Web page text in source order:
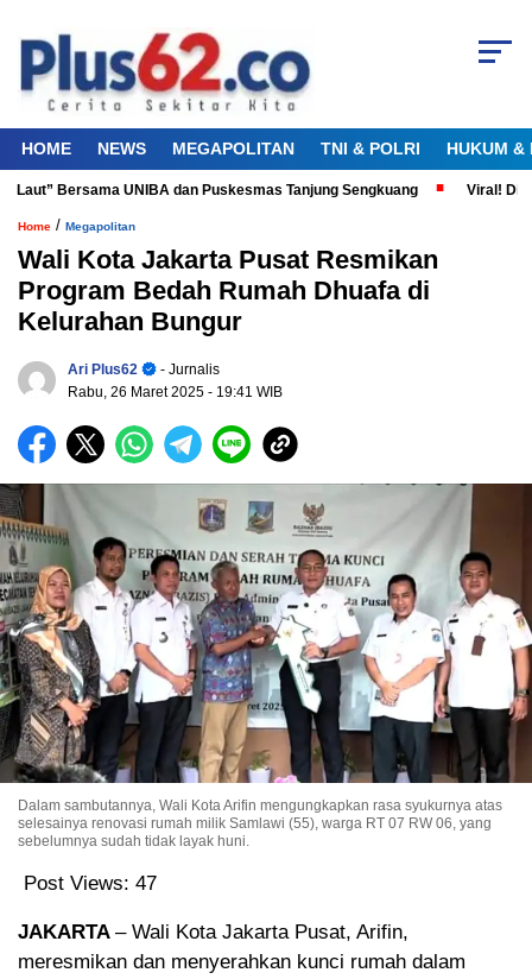
HOME NEWS MEGAPOLITAN TNI & POLRI HUKUM &
Bersama UNIBA dan Puskesmas Tanjung Sengkuang Viral!
Home / Megapolitan
Wali Kota Jakarta Pusat Resmikan
Program Bedah Rumah Dhuafa di
Kelurahan Bungur
Ari Plus62
- Jurnalis
Rabu, 26 Maret 2025 - 19:41 WIB
Dalam sambutannya, Wali Kota Arifin mengungkapkan rasa syukurnya atas
selesainya renovasi rumah milik Samlawi (55), warga RT 07 RW 06, yang
sebelumnya sudah tidak layak huni.
Post Views: 47
JAKARTA – Wali Kota Jakarta Pusat, Arifin,
meresmikan dan menyerahkan kunci rumah dalam